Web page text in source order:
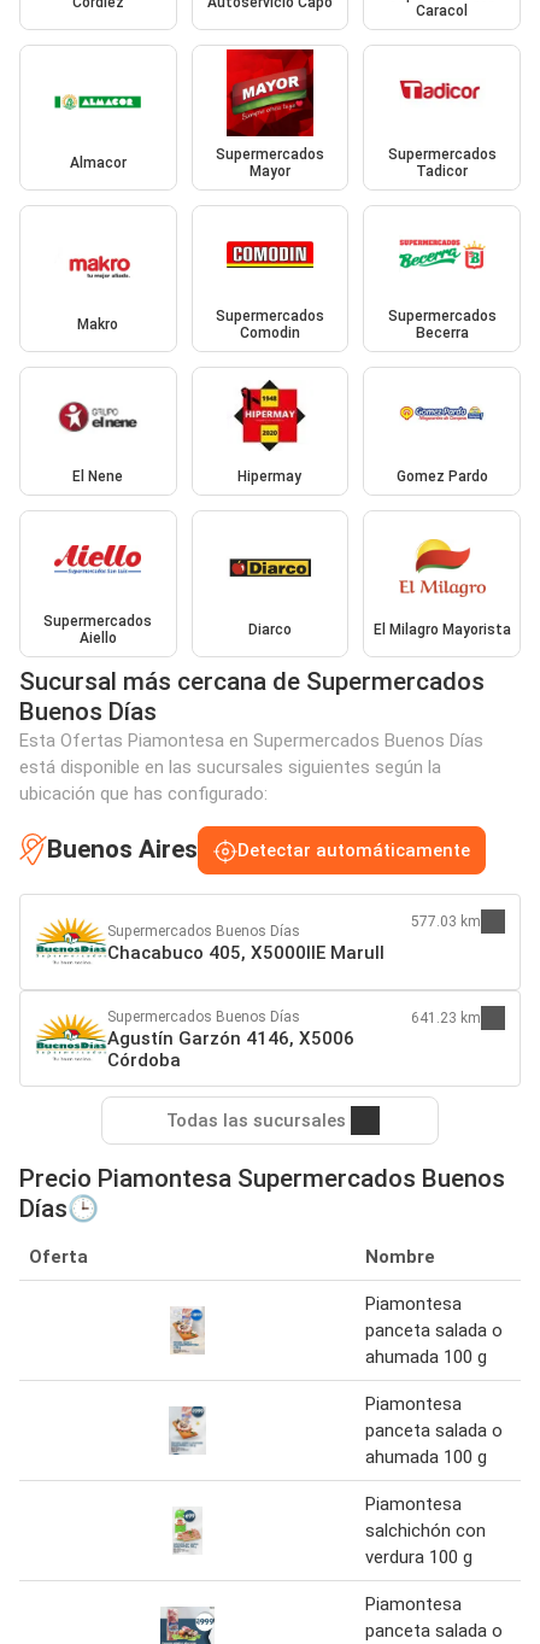
Caracol
Almacor
Supermercados
Mayor
Supermercados
Tadicor
Makro
Supermercados
Comodin
Supermercados
Becerra
El Nene Hipermay Gomez Pardo
Supermercados
Aiello
Diarco El Milagro Mayorista
Sucursal más cercana de Supermercados
Buenos Días
Esta Ofertas Piamontesa en Supermercados Buenos Días
está disponible en las sucursales siguientes según la
ubicación que has configurado:
Buenos Aires Detectar automáticamente
Supermercados Buenos Días
Chacabuco 405, X5000IIE Marull
577.03 km
Supermercados Buenos Días
Agustín Garzón 4146, X5006
Córdoba
641.23 km
Todas las sucursales
Precio Piamontesa Supermercados Buenos
Días🕒
Oferta Nombre
Piamontesa
panceta salada o
ahumada 100 g
Piamontesa
panceta salada o
ahumada 100 g
Piamontesa
salchichón con
verdura 100 g
Piamontesa
panceta salada o